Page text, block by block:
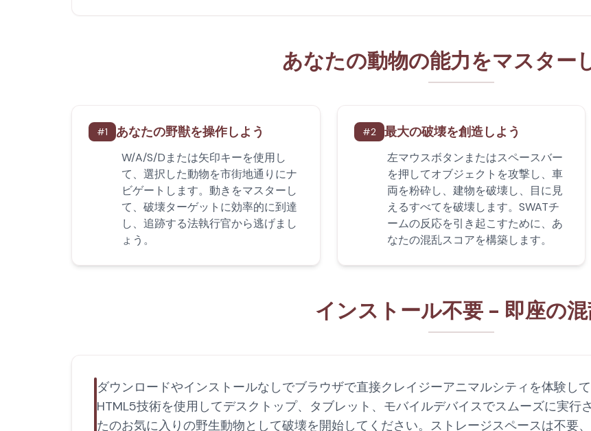
あなたの動物の能力をマスター
#1 あなたの野獣を操作しよう
W/A/S/Dまたは矢印キーを使用し
て、選択した動物を市街地通りにナ
ビゲートします。動きをマスターし
て、破壊ターゲットに効率的に到達
し、追跡する法執行官から逃げまし
ょう。
#2 最大の破壊を創造しよう
左マウスボタンまたはスペースバー
を押してオブジェクトを攻撃し、車
両を粉砕し、建物を破壊し、目に見
えるすべてを破壊します。SWATチ
ームの反応を引き起こすために、あ
なたの混乱スコアを構築します。
インストール不要 - 即座の
ダウンロードやインストールなしでブラウザで直接クレイジーアニマルシティを体験し
HTML5技術を使用してデスクトップ、タブレット、モバイルデバイスでスムーズに実行
たのお気に入りの野生動物として破壊を開始してください。ストレージスペースは不要